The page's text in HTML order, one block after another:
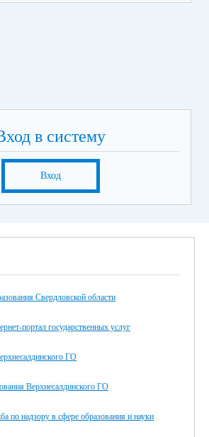
в систему
Вход
Свердловской области
портал государственных услуг
ГО
Верхнесалдинского ГО
по надзору в сфере образования и науки